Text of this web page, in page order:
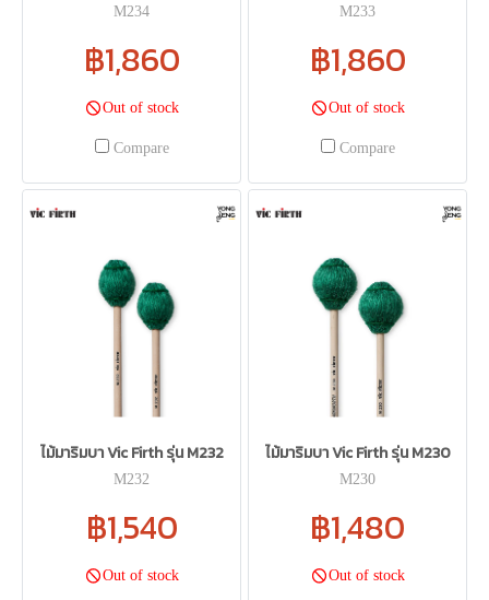
M234
฿1,860
Out of stock
Compare
M233
฿1,860
Out of stock
Compare
ไม้มาริมบา Vic Firth รุ่น M232
M232
฿1,540
Out of stock
ไม้มาริมบา Vic Firth รุ่น M230
M230
฿1,480
Out of stock